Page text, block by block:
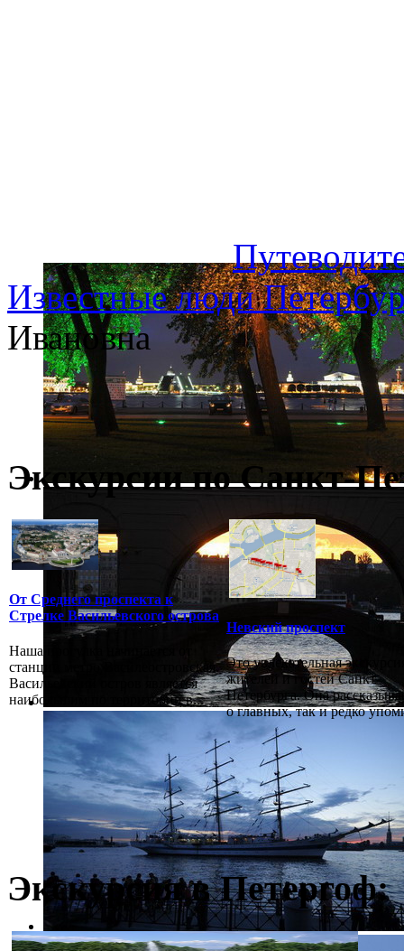
Известные люди
Ивановна
Экскурсии по Санкт-
От Среднего проспекта к
Стрелке Васильевского острова
Наша прогулка начинается от
станции метро Василеостровская.
Васильевский остров является
наибольшим по территории в...
Невский проспект
Это увлекательная
жителей и гостей Санкт-
Петербурга. Она
о главных, так и редко
Экскурсия в Петергоф: